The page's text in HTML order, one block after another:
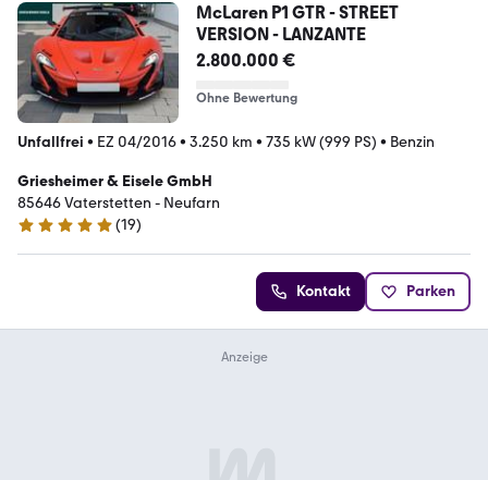
McLaren P1 GTR - STREET
VERSION - LANZANTE
2.800.000 €
Ohne Bewertung
Unfallfrei • EZ 04/2016• 3.250 km • 735 kW (999 PS) • Benzin
Griesheimer & Eisele GmbH
85646 Vaterstetten - Neufarn
5 Sterne
(19)
Kontakt Parken